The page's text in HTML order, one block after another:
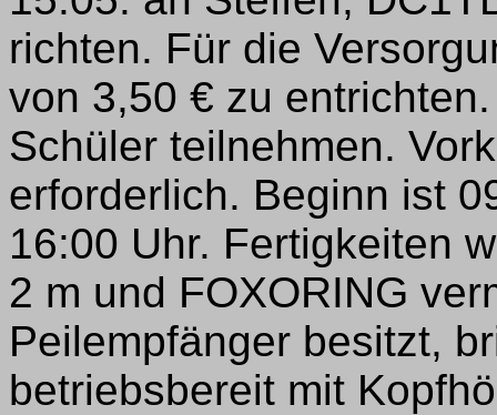
richten. Für die
von 3,50 € zu
Schüler teilnehmen.
erforderlich. Beginn ist
16:00 Uhr. Fertigkeiten
2 m und FOXORING
Peilempfänger besitzt,
betriebsbereit mit